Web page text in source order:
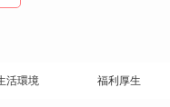
活環境 福利厚生